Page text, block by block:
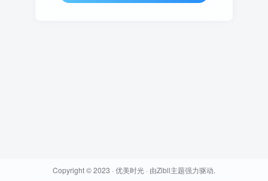
Copyright © 2023 · 优美时光 · 由Zibll主题强力驱动.